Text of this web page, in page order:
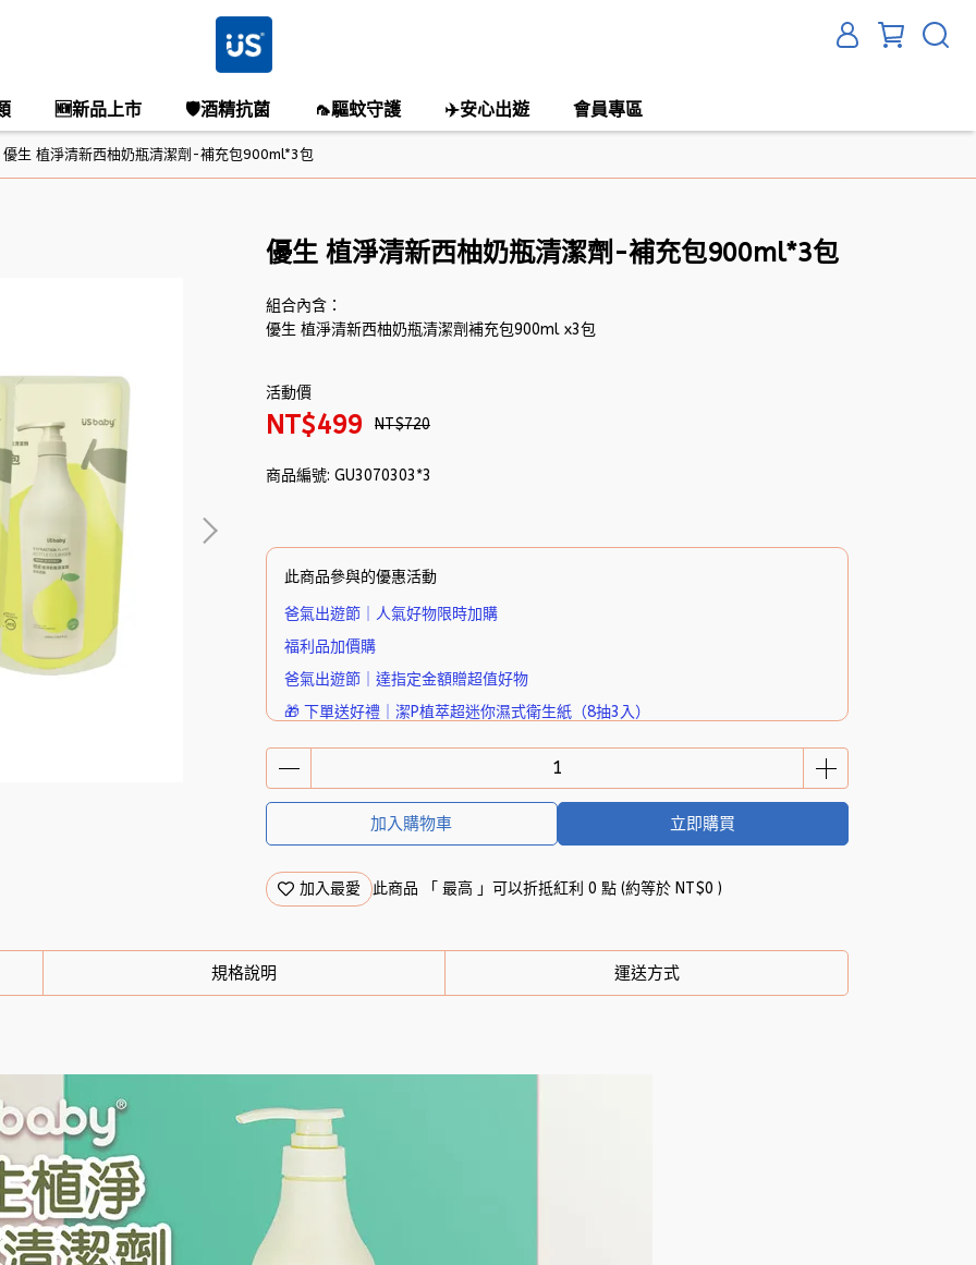
🆕新品上市 🛡️酒精抗菌 🦟驅蚊守護 ✈️安心出遊 會員專區
優生 植淨清新西柚奶瓶清潔劑-補充包900ml*3包
優生 植淨清新西柚奶瓶清潔劑-補充包900ml*3包
組合內含：
優生 植淨清新西柚奶瓶清潔劑補充包900ml x3包
活動價
NT$499 NT$720
商品編號: GU3070303*3
此商品參與的優惠活動
爸氣出遊節｜人氣好物限時加購
福利品加價購
爸氣出遊節｜達指定金額贈超值好物
🎁 下單送好禮｜潔P植萃超迷你濕式衛生紙（8抽3入）
加入購物車 立即購買
加入最愛 此商品 「 最高 」可以折抵紅利 0 點 (約等於 NT$0 )
規格說明 運送方式